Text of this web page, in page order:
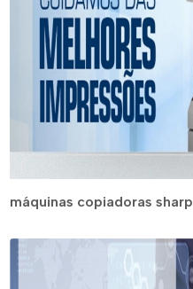
máquinas copiadoras sharp